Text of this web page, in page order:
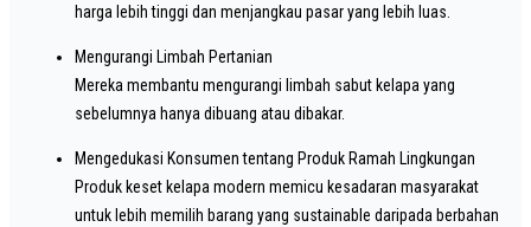
harga lebih tinggi dan menjangkau pasar yang lebih luas.
Mengurangi Limbah Pertanian
Mereka membantu mengurangi limbah sabut kelapa yang
sebelumnya hanya dibuang atau dibakar.
Mengedukasi Konsumen tentang Produk Ramah Lingkungan
Produk keset kelapa modern memicu kesadaran masyarakat
untuk lebih memilih barang yang sustainable daripada berbahan